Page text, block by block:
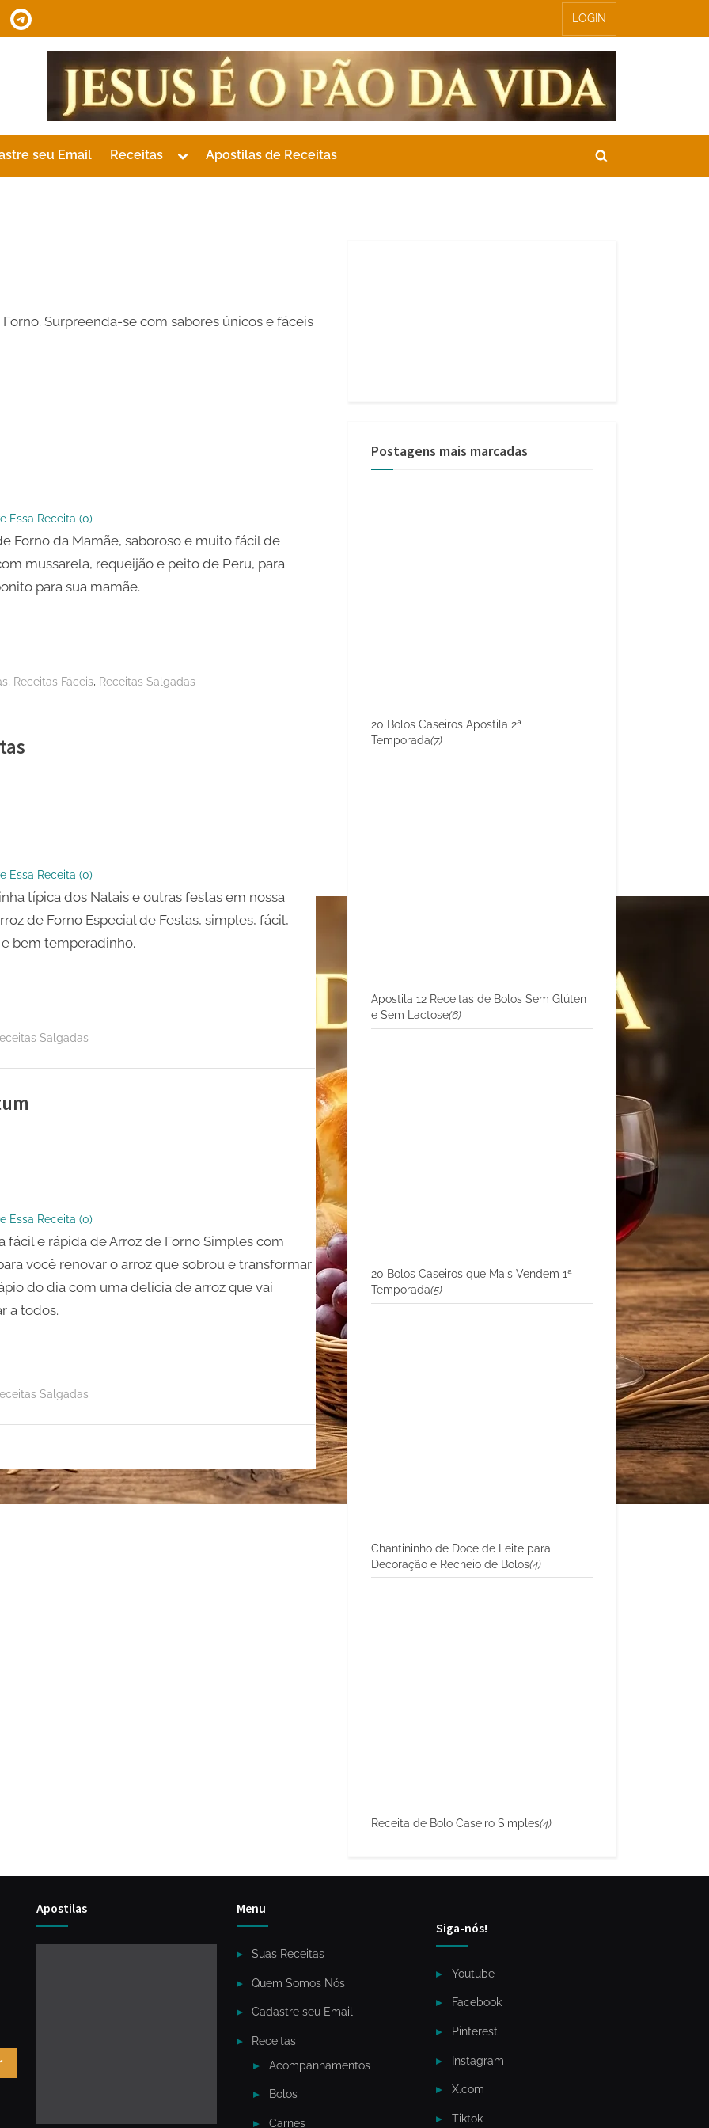
Telegram LOGIN
seu Email Receitas
Toggle
menu
Apostilas de Receitas
Toggle
Surpreenda-se com sabores únicos e fáceis
Essa Receita (0)
Forno da Mamãe, saboroso e muito fácil de
mussarela, requeijão e peito de Peru, para
para sua mamãe.
Receitas Fáceis Receitas Salgadas
Essa Receita (0)
típica dos Natais e outras festas em nossa
de Forno Especial de Festas, simples, fácil,
bem temperadinho.
Salgadas
Essa Receita (0)
fácil e rápida de Arroz de Forno Simples com
você renovar o arroz que sobrou e transformar
do dia com uma delícia de arroz que vai
a todos.
Salgadas
Postagens mais marcadas
20 Bolos Caseiros Apostila 2ª
Temporada(7)
Apostila 12 Receitas de Bolos Sem Glúten
e Sem Lactose(6)
20 Bolos Caseiros que Mais Vendem 1ª
Temporada(5)
Chantininho de Doce de Leite para
Decoração e Recheio de Bolos(4)
Receita de Bolo Caseiro Simples(4)
Apostilas Menu
Suas Receitas
Quem Somos Nós
Cadastre seu Email
Receitas
Acompanhamentos
Bolos
Carnes
Siga-nós!
Youtube
Facebook
Pinterest
Instagram
X.com
Tiktok